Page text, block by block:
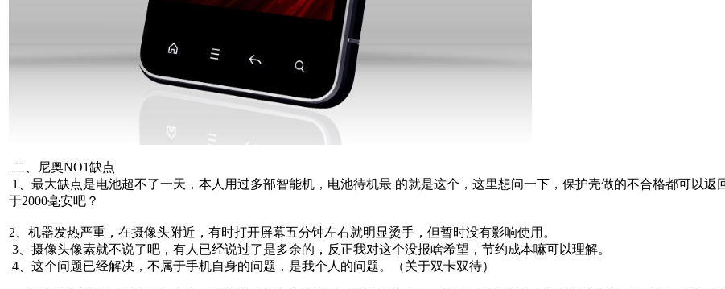
二、尼奥NO1缺点
1、最大缺点是电池超不了一天，本人用过多部智能机，电池待机最 的就是这个，这里想问一下，保护壳做的不合格都可以
于2000毫安吧？
2、机器发热严重，在摄像头附近，有时打开屏幕五分钟左右就明显烫手，但暂时没有影响使用。
3、摄像头像素就不说了吧，有人已经说过了是多余的，反正我对这个没报啥希望，节约成本嘛可以理解。
4、这个问题已经解决，不属于手机自身的问题，是我个人的问题。（关于双卡双待）